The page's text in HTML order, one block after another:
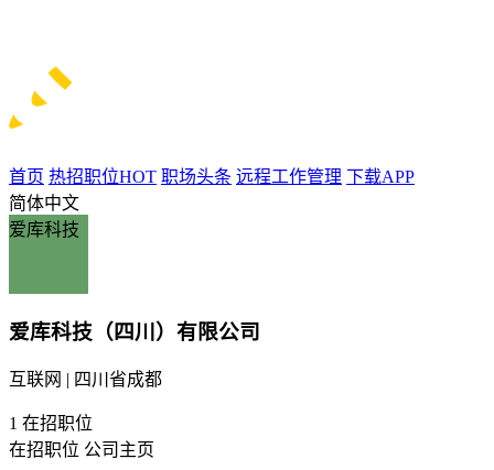
首页 热招职位HOT 职场头条 远程工作管理 下载APP
简体中文
爱库科技
爱库科技（四川）有限公司
互联网 | 四川省成都
1 在招职位
在招职位 公司主页